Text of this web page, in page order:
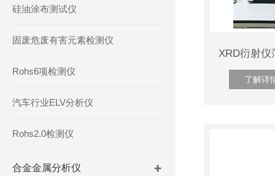
硅油涂布测试仪
固废危废有害元素检测仪
Rohs6项检测仪
汽车行业ELV分析仪
Rohs2.0检测仪
合金金属分析仪
了解详